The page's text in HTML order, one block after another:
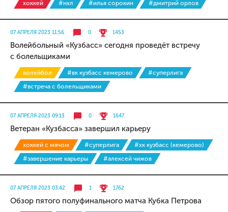
хоккей #нхл #илья сорокин #дмитрий орлов
07 АПРЕЛЯ 2023 11:56 0 1453
Волейбольный «Кузбасс» сегодня проведёт встречу
с болельщиками
волейбол #вк кузбасс кемерово
#суперлига
#встреча с болельщиками
07 АПРЕЛЯ 2023 09:13 0 1647
Ветеран «Кузбасса» завершил карьеру
хоккей с мячом #суперлига
#хк кузбасс (кемерово)
#завершение карьеры
#алексей чижов
07 АПРЕЛЯ 2023 03:42 1 1762
Обзор пятого полуфинального матча Кубка Петрова